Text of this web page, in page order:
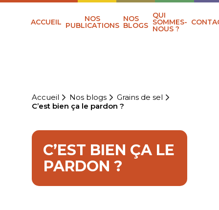
ACCUEIL NOS
PUBLICATIONS
NOS
BLOGS
QUI
SOMMES-
NOUS ?
Accueil Nos blogs
Grains de sel
C’est bien ça le pardon ?
C’EST BIEN ÇA LE
PARDON ?